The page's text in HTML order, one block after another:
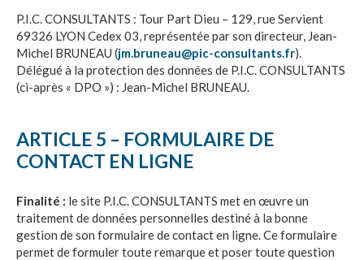
P.I.C. CONSULTANTS : Tour Part Dieu – 129, rue Servient
69326 LYON Cedex 03, représentée par son directeur, Jean-
Michel BRUNEAU (jm.bruneau@pic-consultants.fr).
Délégué à la protection des données de P.I.C. CONSULTANTS
(ci-après « DPO ») : Jean-Michel BRUNEAU.
ARTICLE 5 – FORMULAIRE DE
CONTACT EN LIGNE
Finalité : le site P.I.C. CONSULTANTS met en œuvre un
traitement de données personnelles destiné à la bonne
gestion de son formulaire de contact en ligne. Ce formulaire
permet de formuler toute remarque et poser toute question